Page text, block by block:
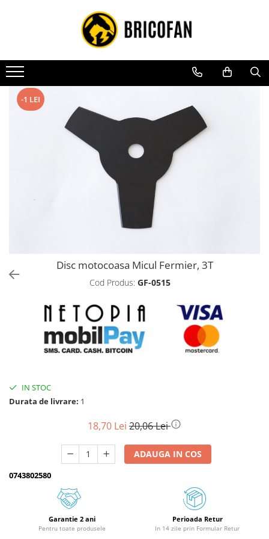
Toate Produsele
Vehicule electrice
Atv
Cu permis
Masini electrice
Piese de schimb vehicule electrice
Trotinete electrice
Biciclete, trotinete, triciclete
Triciclete
Motoburghie si accesorii
Motoburghie
Drujbe, fierastraie electrice
Consumabile drujbe, fierastraie
Drujbe electrice
Unelte electrice busteni
Mori cereale si batoze porumb
Batoze - mori desfacat porumb
-1 LEI
Disc motocoasa Micul Fermier, 3T
Cod Produs: GF-0515
IN STOC
Durata de livrare: 1
18,70 Lei 20,06 Lei
ADAUGA IN COS
0743802580
Garantie 2 ani
Pentru toate produsele
Perioada Retur
In 14 zile prin Formular Retur